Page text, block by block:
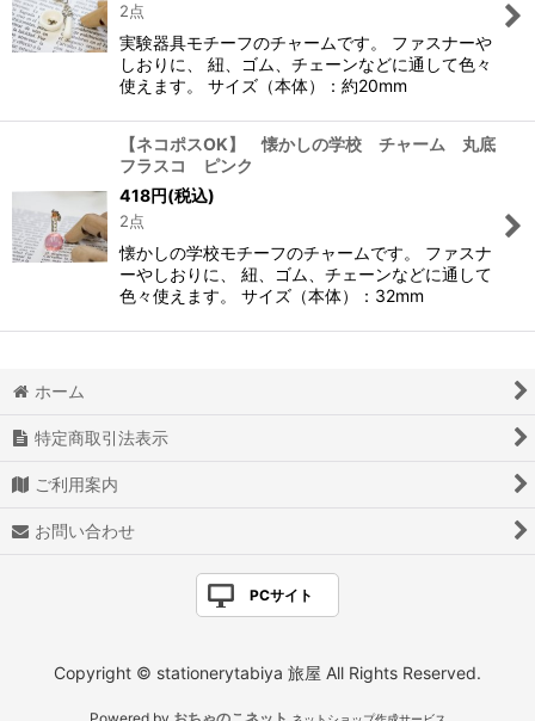
2点
実験器具モチーフのチャームです。 ファスナーや
しおりに、 紐、ゴム、チェーンなどに通して色々
使えます。 サイズ（本体）：約20mm
【ネコポスOK】 懐かしの学校 チャーム 丸底
フラスコ ピンク
418円(税込)
2点
懐かしの学校モチーフのチャームです。 ファスナ
ーやしおりに、 紐、ゴム、チェーンなどに通して
色々使えます。 サイズ（本体）：32mm
ホーム
特定商取引法表示
ご利用案内
お問い合わせ
PCサイト
Copyright © stationerytabiya 旅屋 All Rights Reserved.